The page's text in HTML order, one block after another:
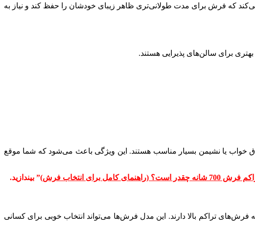
که فرش برای مدت طولانی‌تری ظاهر زیبای خودشان را حفظ کند و نیاز به
برای سالن‌های پذیرایی هستند.
خواب یا نشیمن بسیار مناسب هستند. این ویژگی باعث می‌شود که شما موقع
شانه چقدر است؟ (راهنمای کامل برای انتخاب فرش) ” بیندازید.
تراکم بالا دارند. این مدل فرش‌ها می‌تواند انتخاب خوبی برای کسانی